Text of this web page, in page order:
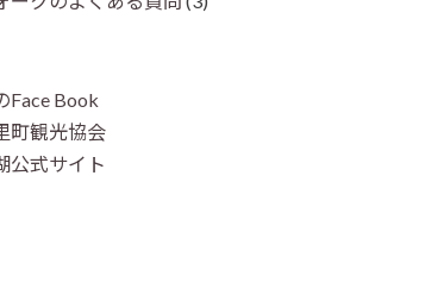
Face Book
町観光協会
公式サイト